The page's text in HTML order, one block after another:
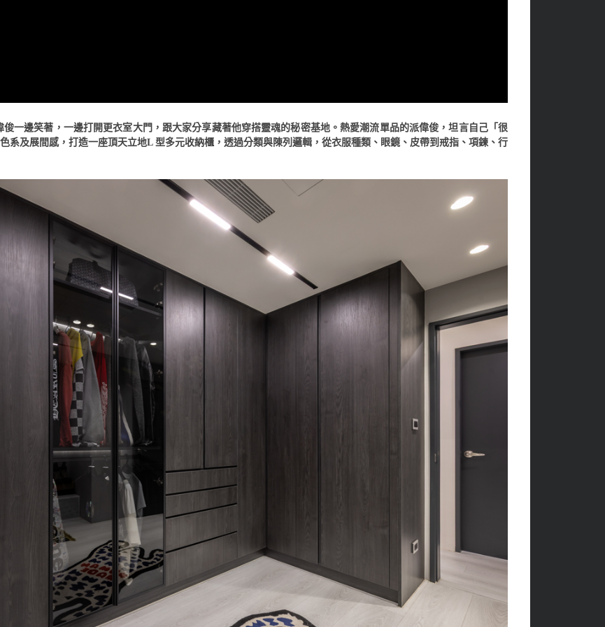
俊一邊笑著，一邊打開更衣室大門，跟大家分享藏著他穿搭靈魂的秘密基地。熱愛潮流單品的派偉俊，坦言自己「很
系及展間感，打造一座頂天立地L 型多元收納櫃，透過分類與陳列邏輯，從衣服種類、眼鏡、皮帶到戒指、項鍊、行